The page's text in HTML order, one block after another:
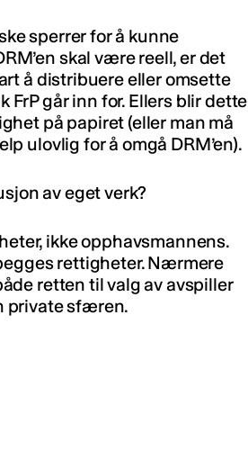
sperrer for å kunne
skal være reell, er det
å distribuere eller omsette
FrP går inn for. Ellers blir dette
på papiret (eller man må
ulovlig for å omgå DRM’en).
av eget verk?
ikke opphavsmannens.
rettigheter. Nærmere
retten til valg av avspiller
private sfæren.